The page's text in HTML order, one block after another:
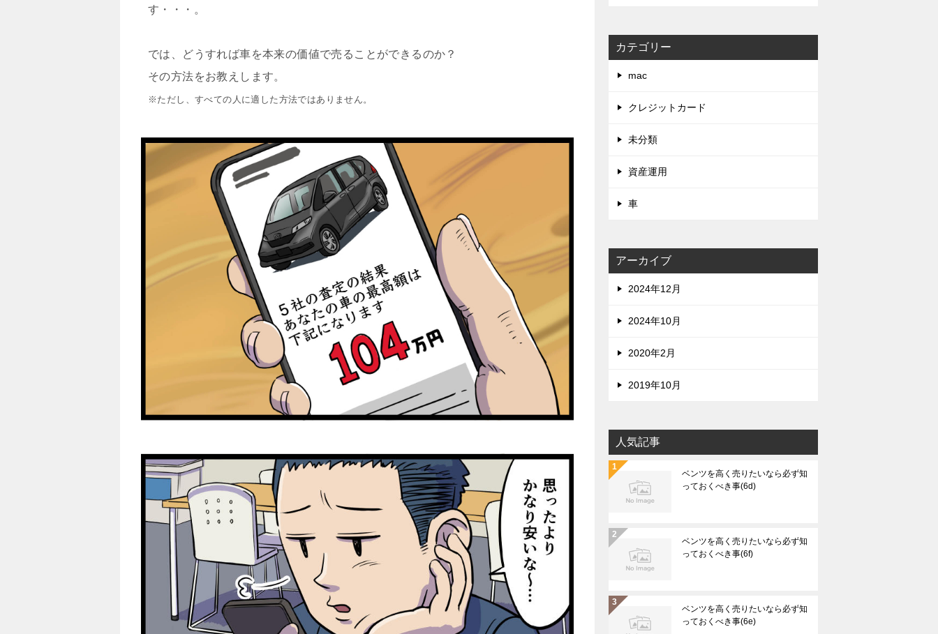
す・・・。
では、どうすれば車を本来の価値で売ることができるのか？
その方法をお教えします。
※ただし、すべての人に適した方法ではありません。
カテゴリー
mac
クレジットカード
未分類
資産運用
車
アーカイブ
2024年12月
2024年10月
2020年2月
2019年10月
人気記事
ベンツを高く売りたいなら必ず知
っておくべき事(6d)
ベンツを高く売りたいなら必ず知
っておくべき事(6f)
ベンツを高く売りたいなら必ず知
っておくべき事(6e)